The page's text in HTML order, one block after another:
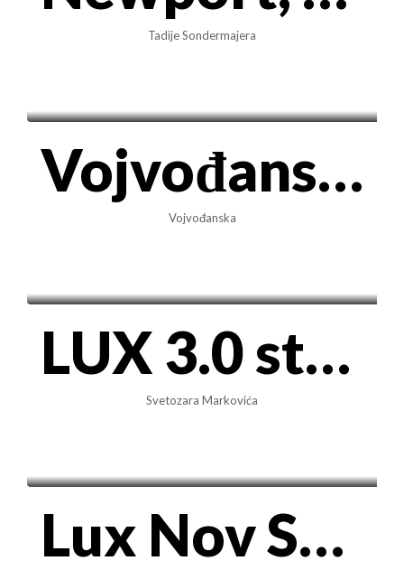
Tadije Sondermajera
Vojvođanska – Novogradnja LUX 40m2 + PARKING
Vojvođanska
LUX 3.0 stan na Vračaru, 73m² – Svetozara Markovića (Pet-friendly)
Svetozara Markovića
Lux Nov Stan 50m² – NewPort, Blok 65 (kod Airport City-ja)